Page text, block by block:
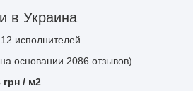
в Украина
12 исполнителей
основании 2086 отзывов)
грн / м2